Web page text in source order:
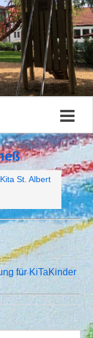
Kita St. Albert
für KiTaKinder